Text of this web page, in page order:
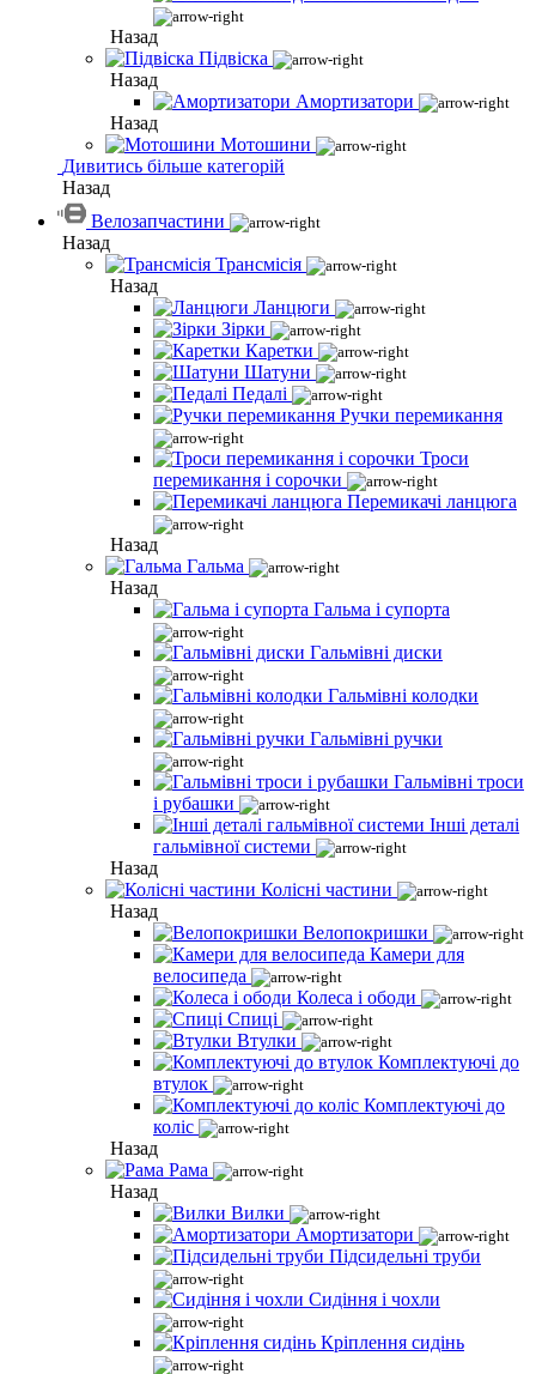
Назад
Підвіска
Назад
Амортизатори
Назад
Мотошини
Дивитись більше категорій
Назад
Велозапчастини
Назад
Трансмісія
Назад
Ланцюги
Зірки
Каретки
Шатуни
Педалі
Ручки перемикання
Троси
перемикання і сорочки
Перемикачі ланцюга
Назад
Гальма
Назад
Гальма і супорта
Гальмівні диски
Гальмівні колодки
Гальмівні ручки
Гальмівні троси
і рубашки
Інші деталі
гальмівної системи
Назад
Колісні частини
Назад
Велопокришки
Камери для
велосипеда
Колеса і ободи
Спиці
Втулки
Комплектуючі до
втулок
Комплектуючі до
коліс
Назад
Рама
Назад
Вилки
Амортизатори
Підсидельні труби
Сидіння і чохли
Кріплення сидінь